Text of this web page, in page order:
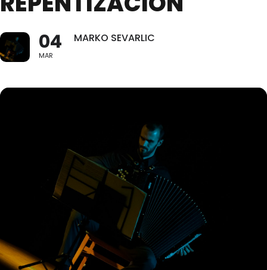
04
MAR
MARKO SEVARLIC